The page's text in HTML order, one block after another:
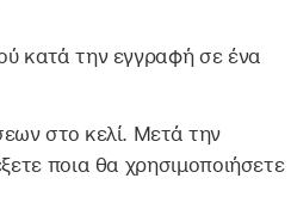
κατά την εγγραφή σε ένα
στο κελί. Μετά την
ποια θα χρησιμοποιήσετε